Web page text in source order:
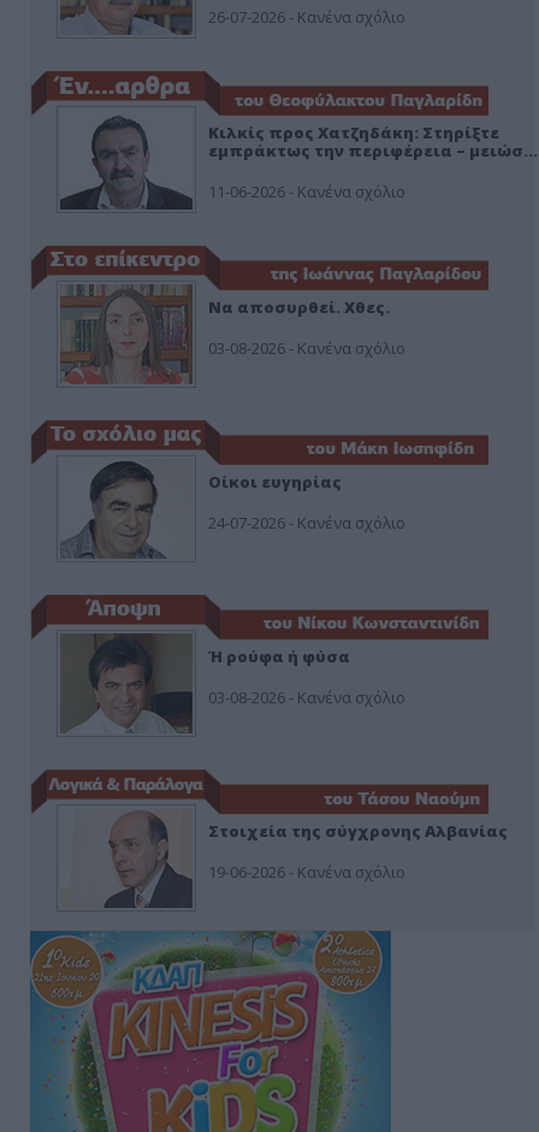
26-07-2026 - Κανένα σχόλιο
Κιλκίς προς Χατζηδάκη: Στηρίξτε
εμπράκτως την περιφέρεια – μειώσ…
11-06-2026 - Κανένα σχόλιο
Να αποσυρθεί. Χθες.
03-08-2026 - Κανένα σχόλιο
Οίκοι ευγηρίας
24-07-2026 - Κανένα σχόλιο
Ή ρούφα ή φύσα
03-08-2026 - Κανένα σχόλιο
Στοιχεία της σύγχρονης Αλβανίας
19-06-2026 - Κανένα σχόλιο